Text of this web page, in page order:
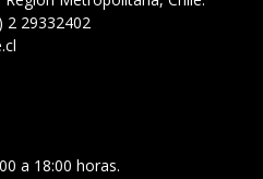
2 29332402
a 18:00 horas.